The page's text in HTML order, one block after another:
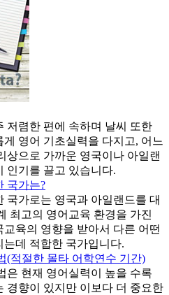
저렴한 편에 속하며 날씨 또한
영어 기초실력을 다지고, 어느
상으로 가까운 영국이나 아일랜
인기를 끌고 있습니다.
국가는?
국가로는 영국과 아일랜드를 대
최고의 영어교육 환경을 가진
육의 영향을 받아서 다른 어떤
데 적합한 국가입니다.
(적절한 몰타 어학연수 기간)
은 현재 영어실력이 높을 수록
경향이 있지만 이보다 더 중요한